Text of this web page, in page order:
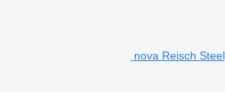
nova Reisch